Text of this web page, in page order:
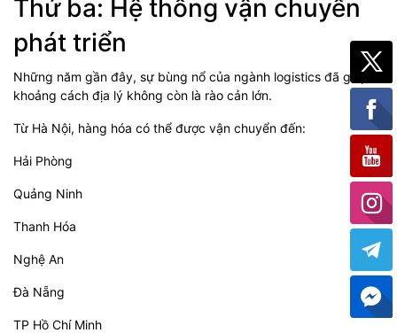
Thứ ba: Hệ thống vận chuyển
phát triển
Những năm gần đây, sự bùng nổ của ngành logistics đã giúp
khoảng cách địa lý không còn là rào cản lớn.
Từ Hà Nội, hàng hóa có thể được vận chuyển đến:
Hải Phòng
Quảng Ninh
Thanh Hóa
Nghệ An
Đà Nẵng
TP Hồ Chí Minh